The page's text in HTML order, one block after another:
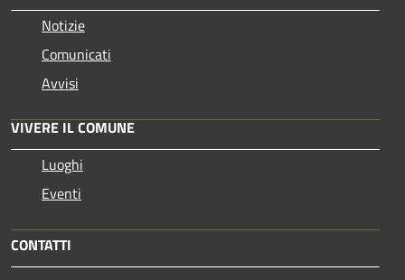
Notizie
Comunicati
Avvisi
VIVERE IL COMUNE
Luoghi
Eventi
CONTATTI